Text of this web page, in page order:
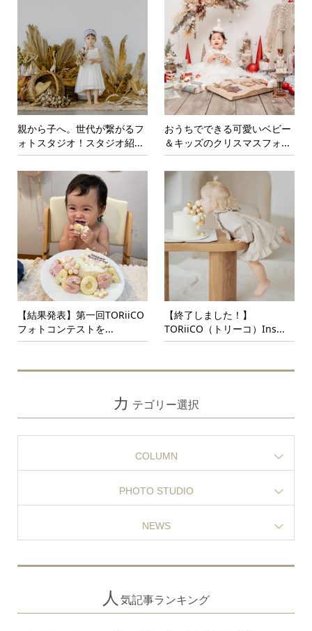
親から子へ。世代が繋がるフ
ォトスタジオ！スタジオ紹...
おうちでできる可愛いベビー
＆キッズのクリスマスフォ...
【結果発表】第一回TORiiCO
フォトコンテストを...
【終了しました！】
TORiiCO（トリーコ）Ins...
カ テゴリー選択
COLUMN
PHOTO STUDIO
NEWS
人 気記事ランキング